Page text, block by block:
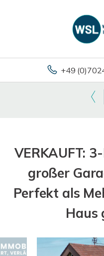
+49
VERKAUFT:
großer
Perfekt als
Haus